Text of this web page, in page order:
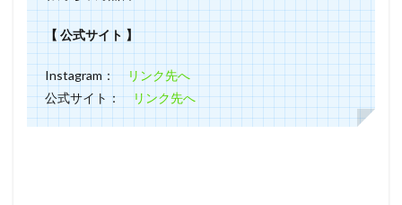
【 公式サイト 】
Instagram：リンク先へ
公式サイト：リンク先へ